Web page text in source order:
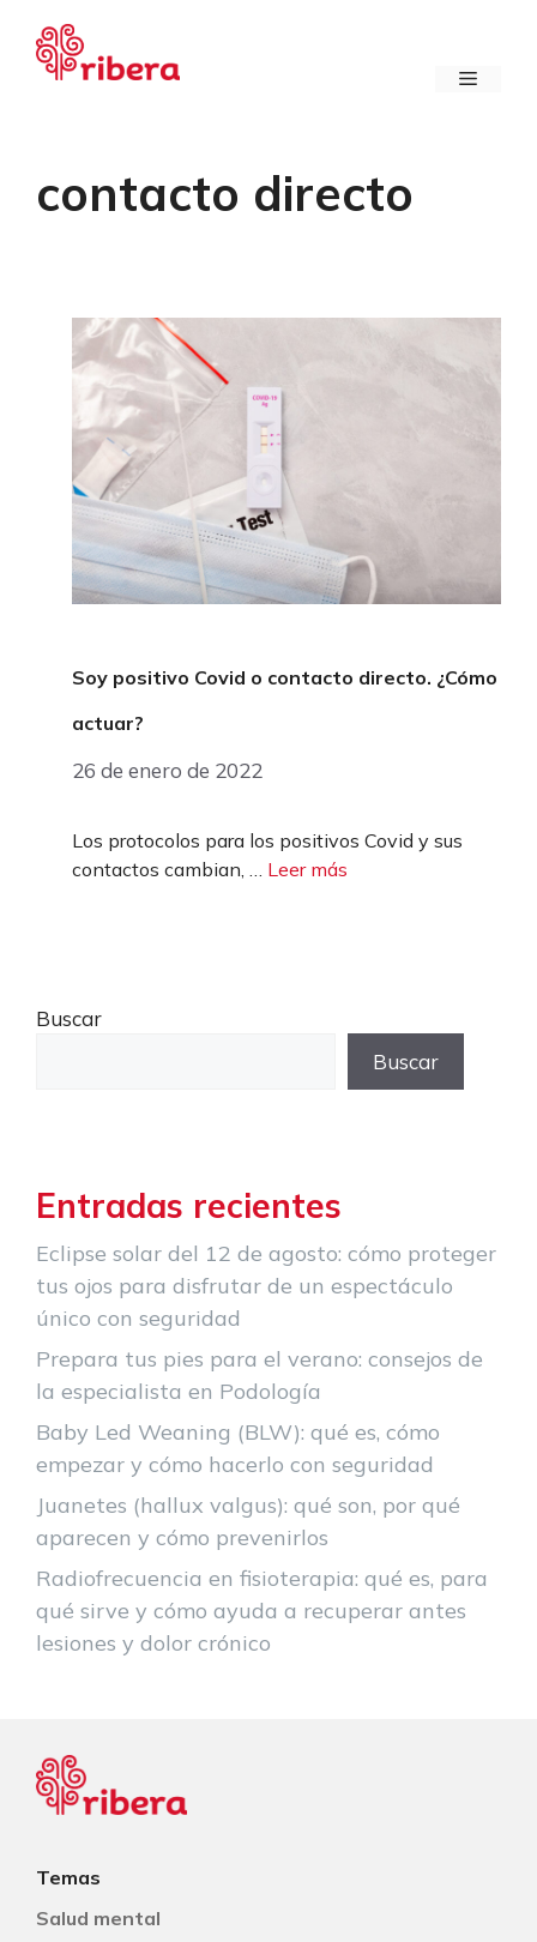
contenido
Menú
contacto directo
Soy positivo Covid o contacto directo. ¿Cómo
actuar?
26 de enero de 2022
Los protocolos para los positivos Covid y sus
contactos cambian, … Leer más
Buscar
Buscar
Entradas recientes
Eclipse solar del 12 de agosto: cómo proteger
tus ojos para disfrutar de un espectáculo
único con seguridad
Prepara tus pies para el verano: consejos de
la especialista en Podología
Baby Led Weaning (BLW): qué es, cómo
empezar y cómo hacerlo con seguridad
Juanetes (hallux valgus): qué son, por qué
aparecen y cómo prevenirlos
Radiofrecuencia en fisioterapia: qué es, para
qué sirve y cómo ayuda a recuperar antes
lesiones y dolor crónico
Temas
Salud mental